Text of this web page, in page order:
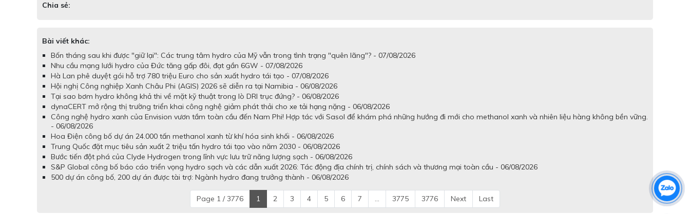
Chia sẻ:
Bài viết khác:
Bốn tháng sau khi được "giữ lại": Các trung tâm hydro của Mỹ vẫn trong tình trạng "quên lãng"? - 07/08/2026
Nhu cầu mạng lưới hydro của Đức tăng gấp đôi, đạt gần 6GW - 07/08/2026
Hà Lan phê duyệt gói hỗ trợ 780 triệu Euro cho sản xuất hydro tái tạo - 07/08/2026
Hội nghị Công nghiệp Xanh Châu Phi (AGIS) 2026 sẽ diễn ra tại Namibia - 06/08/2026
Tại sao bơm hydro không khả thi về mặt kỹ thuật trong lò DRI trục đứng? - 06/08/2026
dynaCERT mở rộng thị trường triển khai công nghệ giảm phát thải cho xe tải hạng nặng - 06/08/2026
Công nghệ hydro xanh của Envision vươn tầm toàn cầu đến Nam Phi! Hợp tác với Sasol để khám phá những hướng đi mới cho methanol xanh và nhiên liệu hàng không bền vững.
- 06/08/2026
Hoa Điện công bố dự án 24.000 tấn methanol xanh từ khí hóa sinh khối - 06/08/2026
Trung Quốc đặt mục tiêu sản xuất 2 triệu tấn hydro tái tạo vào năm 2030 - 06/08/2026
Bước tiến đột phá của Clyde Hydrogen trong lĩnh vực lưu trữ năng lượng sạch - 06/08/2026
S&P Global công bố báo cáo triển vọng hydro sạch và các dẫn xuất 2026: Tác động địa chính trị, chính sách và thương mại toàn cầu - 06/08/2026
500 dự án công bố, 200 dự án được tài trợ: Ngành hydro đang trưởng thành - 06/08/2026
Page 1 / 3776 1 2 3 4 5 6 7 ... 3775 3776 Next Last